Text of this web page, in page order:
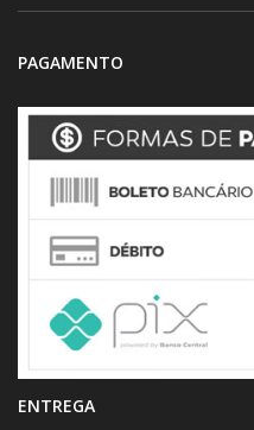
PAGAMENTO
ENTREGA